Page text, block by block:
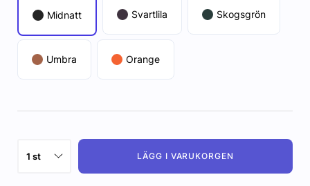
Midnatt Svartlila Skogsgrön
Umbra Orange
LÄGG I VARUKORGEN